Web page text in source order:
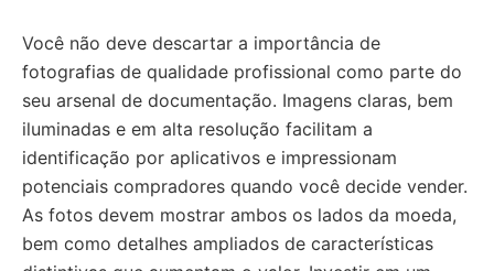
Você não deve descartar a importância de
fotografias de qualidade profissional como parte do
seu arsenal de documentação. Imagens claras, bem
iluminadas e em alta resolução facilitam a
identificação por aplicativos e impressionam
potenciais compradores quando você decide vender.
As fotos devem mostrar ambos os lados da moeda,
bem como detalhes ampliados de características